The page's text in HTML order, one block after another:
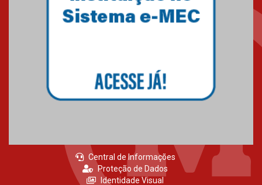
Central de Informações
Proteção de Dados
Identidade Visual